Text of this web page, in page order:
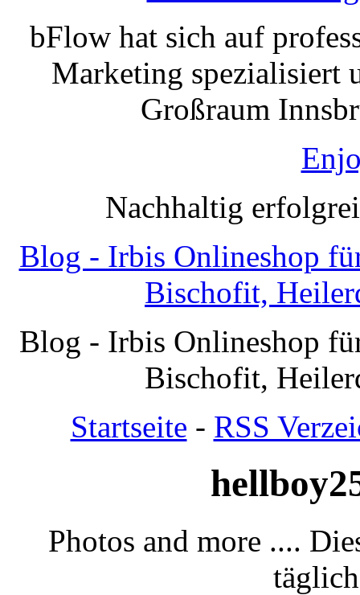
bFlow hat sich auf
Marketing spezialisiert
Großraum
Nachhaltig
Blog - Irbis Onlineshop
Bischofit,
Blog - Irbis Onlineshop
Bischofit,
Startseite - RSS
Photos and more ....